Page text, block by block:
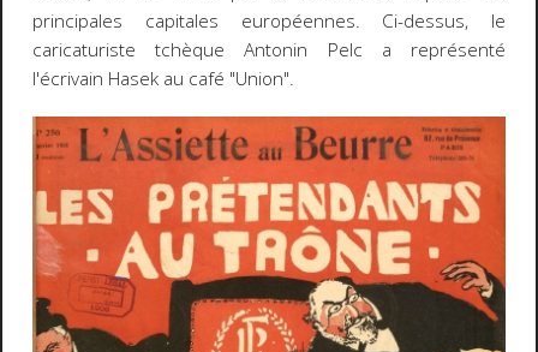
principales capitales européennes. Ci-dessus, le
caricaturiste tchèque Antonin Pelc a représenté
l'écrivain Hasek au café "Union".